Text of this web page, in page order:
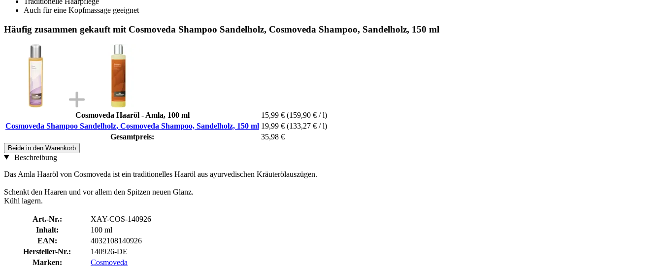
Auch für eine Kopfmassage geeignet
Häufig zusammen gekauft mit Cosmoveda Shampoo Sandelholz, Cosmoveda Shampoo, Sandelholz, 150 ml
Cosmoveda Haaröl - Amla, 100 ml 15,99 € (159,90 € / l)
Cosmoveda Shampoo Sandelholz, Cosmoveda Shampoo, Sandelholz, 150 ml 19,99 € (133,27 € / l)
Gesamtpreis:
35,98 €
Beide in den Warenkorb
Beschreibung
Das Amla Haaröl von Cosmoveda ist ein traditionelles Haaröl aus ayurvedischen Kräuterölauszügen.
Schenkt den Haaren und vor allem den Spitzen neuen Glanz.
Kühl lagern.
Art.-Nr.:
XAY-COS-140926
Inhalt:
100 ml
EAN:
4032108140926
Hersteller-Nr.:
140926-DE
Marken:
Cosmoveda